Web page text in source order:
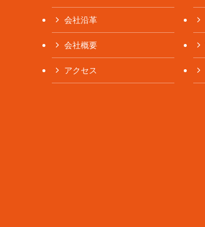
会社沿革
会社概要
アクセス